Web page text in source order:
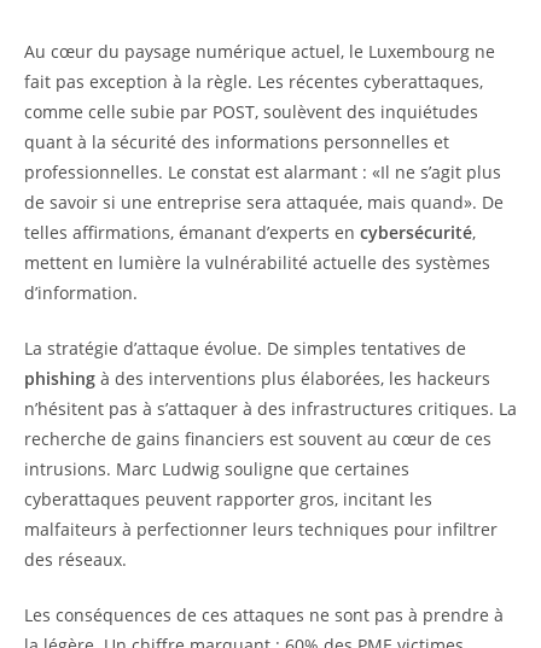
Au cœur du paysage numérique actuel, le Luxembourg ne
fait pas exception à la règle. Les récentes cyberattaques,
comme celle subie par POST, soulèvent des inquiétudes
quant à la sécurité des informations personnelles et
professionnelles. Le constat est alarmant : «Il ne s’agit plus
de savoir si une entreprise sera attaquée, mais quand». De
telles affirmations, émanant d’experts en cybersécurité,
mettent en lumière la vulnérabilité actuelle des systèmes
d’information.
La stratégie d’attaque évolue. De simples tentatives de
phishing à des interventions plus élaborées, les hackeurs
n’hésitent pas à s’attaquer à des infrastructures critiques. La
recherche de gains financiers est souvent au cœur de ces
intrusions. Marc Ludwig souligne que certaines
cyberattaques peuvent rapporter gros, incitant les
malfaiteurs à perfectionner leurs techniques pour infiltrer
des réseaux.
Les conséquences de ces attaques ne sont pas à prendre à